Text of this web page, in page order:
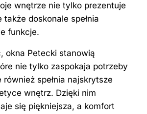
wnętrze nie tylko prezentuje
doskonale spełnia
funkcje.
okna Petecki stanowią
nie tylko zaspokaja potrzeby
spełnia najskrytsze
wnętrz. Dzięki nim
się piękniejsza, a komfort